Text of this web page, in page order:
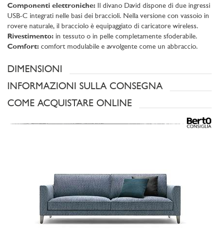
Componenti elettroniche: Il divano David dispone di due ingressi
USB-C integrati nelle basi dei braccioli. Nella versione con vassoio in
rovere naturale, il bracciolo è equipaggiato di caricatore wireless.
Rivestimento: in tessuto o in pelle completamente sfoderabile.
Comfort: comfort modulabile e avvolgente come un abbraccio.
DIMENSIONI
INFORMAZIONI SULLA CONSEGNA
COME ACQUISTARE ONLINE